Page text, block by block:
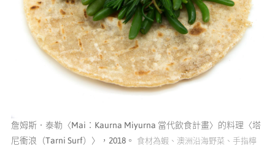
詹姆斯．泰勒〈Mai：Kaurna Miyurna 當代飲食計畫〉的料理〈塔
尼衝浪（Tarni Surf）〉，2018。
食材為蝦、澳洲沿海野菜、手指檸